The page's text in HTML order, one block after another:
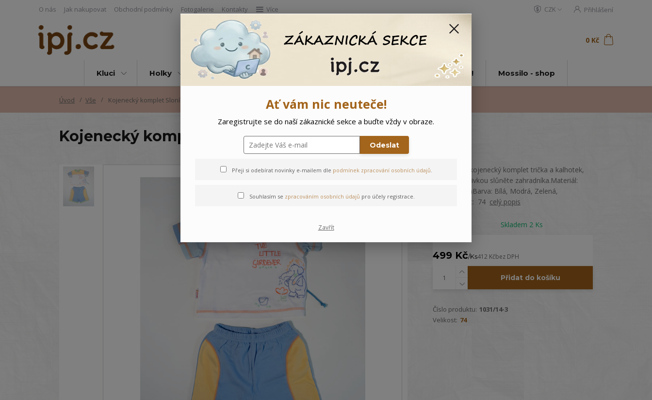
O nás Jak nakupovat Obchodní podmínky Fotogalerie Kontakty Více CZK Přihlášení
Hledat 0 Kč
Kluci Holky Vše Doprodej Ostatní 🌲 Vítejte ve světě Mossilo! Mossilo - shop
Úvod Vše Kojenecký komplet Sloník - 74
Kojenecký komplet Sloník - 74
Veselý letní kojenecký komplet trička a kalhotek,
zdobený výšivkou slůněte zahradníka.Materiál:
100% bavlnaBarva: Bílá, Modrá, Zelená,
ŽlutáVelikost: 74 celý popis
Skladem 2 Ks
499 Kč/Ks412 Kčbez DPH
Přidat do košíku
Číslo produktu: 1031/14-3
Velikost: 74
Ať vám nic neuteče!
Zaregistrujte se do naší zákaznické sekce a buďte vždy v obraze.
Odeslat
Přeji si odebírat novinky e-mailem dle podmínek zpracování osobních údajů.
Souhlasím se zpracováním osobních údajů pro účely registrace.
Zavřít